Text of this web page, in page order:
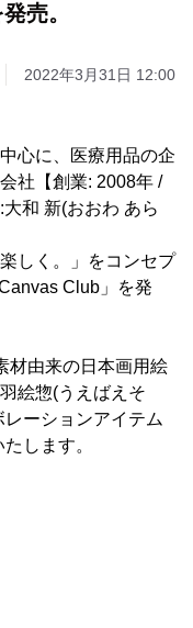
売。
2022年3月31日 12:00
心に、医療用品の企
社【創業: 2008年 /
和 新(おおわ あら
しく。」をコンセプ
Club」を発
材由来の日本画用絵
絵惣(うえばえそ
ーションアイテム
します。